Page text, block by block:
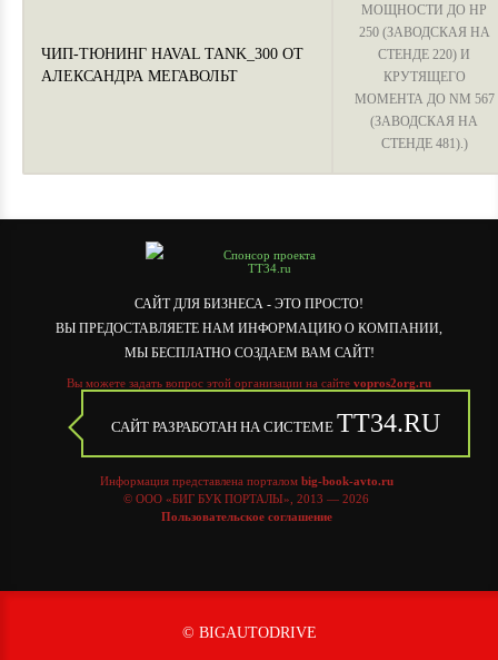
ЧИП-ТЮНИНГ HAVAL TANK_300 ОТ
АЛЕКСАНДРА МЕГАВОЛЬТ
МОЩНОСТИ ДО HP
250 (ЗАВОДСКАЯ НА
СТЕНДЕ 220) И
КРУТЯЩЕГО
МОМЕНТА ДО NM 567
(ЗАВОДСКАЯ НА
СТЕНДЕ 481).)
Спонсор проекта
TT34.ru
САЙТ ДЛЯ БИЗНЕСА - ЭТО ПРОСТО!
ВЫ ПРЕДОСТАВЛЯЕТЕ НАМ ИНФОРМАЦИЮ О КОМПАНИИ,
МЫ БЕСПЛАТНО СОЗДАЕМ ВАМ САЙТ!
Вы можете задать вопрос этой организации на сайте vopros2org.ru
САЙТ РАЗРАБОТАН НА СИСТЕМЕ TT34.RU
Информация представлена порталом big-book-avto.ru
© ООО «БИГ БУК ПОРТАЛЫ», 2013 — 2026
Пользовательское соглашение
© BIGAUTODRIVE